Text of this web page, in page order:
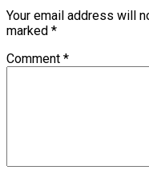
Your email address will
marked *
Comment *